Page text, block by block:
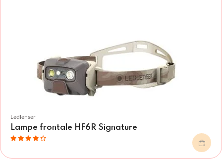
Ledlenser
Lampe frontale HF6R Signature